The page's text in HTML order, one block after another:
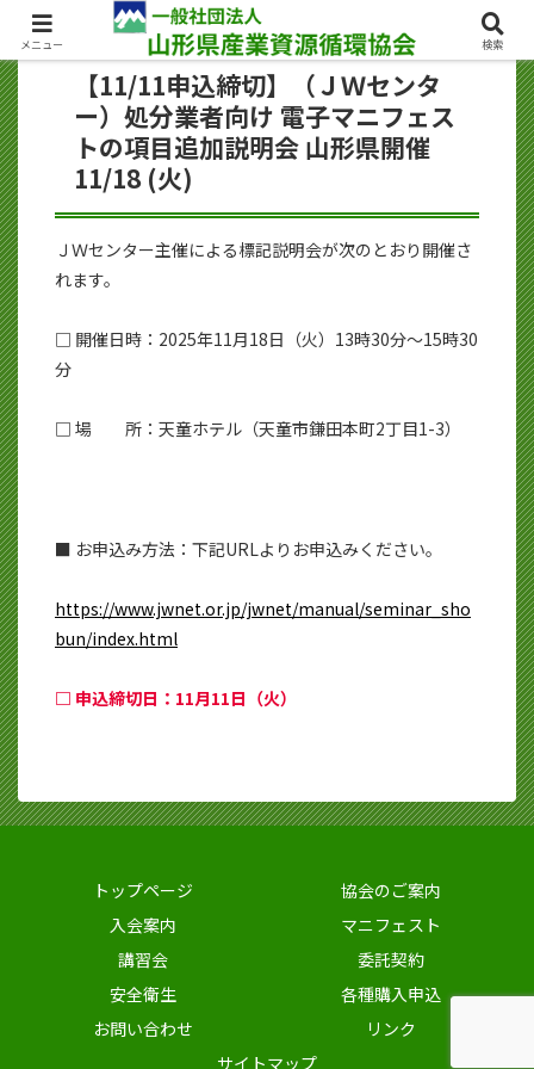
お問い合わせ
【11/11申込締切】（ＪＷセンタ
ー）処分業者向け 電子マニフェス
トの項目追加説明会 山形県開催
11/18 (火)
ＪＷセンター主催による標記説明会が次のとおり開催さ
れます。
□ 開催日時：2025年11月18日（火）13時30分～15時30
分
□ 場 所：天童ホテル（天童市鎌田本町2丁目1-3）
■ お申込み方法：下記URLよりお申込みください。
https://www.jwnet.or.jp/jwnet/manual/seminar_sho
bun/index.html
□ 申込締切日：11月11日（火）
トップページ
協会のご案内
入会案内
マニフェスト
講習会
委託契約
安全衛生
各種購入申込
お問い合わせ
リンク
サイトマップ
メニュー 検索